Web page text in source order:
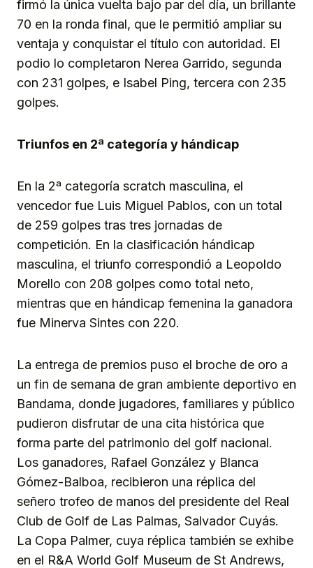
firmó la única vuelta bajo par del día, un brillante
70 en la ronda final, que le permitió ampliar su
ventaja y conquistar el título con autoridad. El
podio lo completaron Nerea Garrido, segunda
con 231 golpes, e Isabel Ping, tercera con 235
golpes.
Triunfos en 2ª categoría y hándicap
En la 2ª categoría scratch masculina, el
vencedor fue Luis Miguel Pablos, con un total
de 259 golpes tras tres jornadas de
competición. En la clasificación hándicap
masculina, el triunfo correspondió a Leopoldo
Morello con 208 golpes como total neto,
mientras que en hándicap femenina la ganadora
fue Minerva Sintes con 220.
La entrega de premios puso el broche de oro a
un fin de semana de gran ambiente deportivo en
Bandama, donde jugadores, familiares y público
pudieron disfrutar de una cita histórica que
forma parte del patrimonio del golf nacional.
Los ganadores, Rafael González y Blanca
Gómez-Balboa, recibieron una réplica del
señero trofeo de manos del presidente del Real
Club de Golf de Las Palmas, Salvador Cuyás.
La Copa Palmer, cuya réplica también se exhibe
en el R&A World Golf Museum de St Andrews,